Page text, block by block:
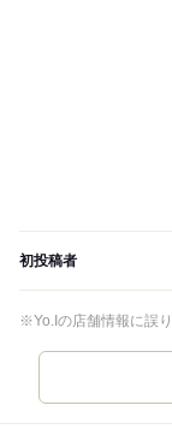
初投稿者
※Yo.Iの店舗情報に誤